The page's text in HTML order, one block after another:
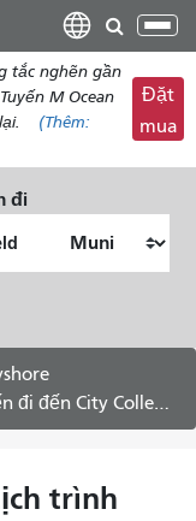
tắc nghẽn gần
M Ocean
(Thêm:
Đặt
mua
đi
- Dịch vụ các ngày trong tuần
trình